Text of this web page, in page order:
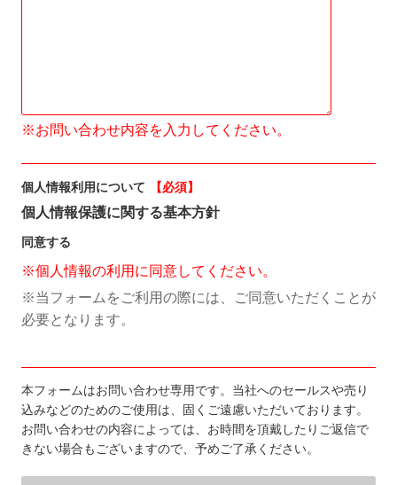
※お問い合わせ内容を入力してください。
個人情報利用について 【必須】
個人情報保護に関する基本方針
同意する
※個人情報の利用に同意してください。
※当フォームをご利用の際には、ご同意いただくことが
必要となります。
本フォームはお問い合わせ専用です。当社へのセールスや売り
込みなどのためのご使用は、固くご遠慮いただいております。
お問い合わせの内容によっては、お時間を頂戴したりご返信で
きない場合もございますので、予めご了承ください。